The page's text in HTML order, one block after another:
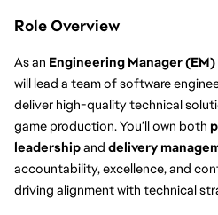
Role Overview
As an Engineering Manager (EM)
will lead a team of software
deliver high-quality technical
game production. You’ll own both
leadership and delivery
accountability, excellence, and
driving alignment with technical